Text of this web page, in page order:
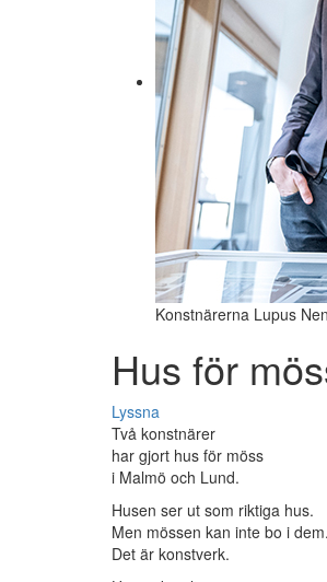
Konstnärerna Lupus
Hus för
Lyssna
Två konstnärer
har gjort hus för möss
i Malmö och Lund.
Husen ser ut som riktiga hus.
Men mössen kan inte bo i dem.
Det är konstverk.